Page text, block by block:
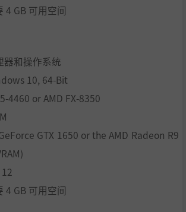
4 GB 可用空间
器和操作系统
10, 64-Bit
4460 or AMD FX-8350
GTX 1650 or the AMD Radeon R9
12
4 GB 可用空间